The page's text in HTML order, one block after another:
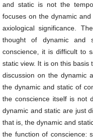
and static is not the
focuses on the dynamic
axiological significance.
thought of dynamic and
conscience, it is difficult to
static view. It is on this basis
discussion on the dynamic
the dynamic and static of
the conscience itself is not
dynamic and static are just
that is, the dynamic and
the function of conscience: